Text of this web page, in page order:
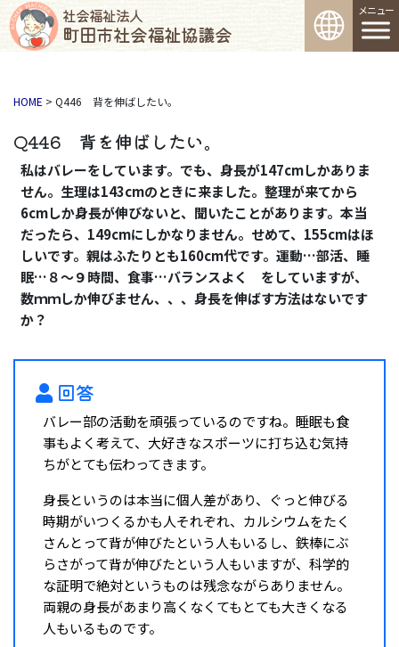
社会福祉法人
町田市社会福祉協議会
コンテンツへスキップ
メインナビゲーション
HOME > Q446 背を伸ばしたい。
Q446 背を伸ばしたい。
私はバレーをしています。でも、身長が147cmしかありま
せん。生理は143cmのときに来ました。整理が来てから
6cmしか身長が伸びないと、聞いたことがあります。本当
だったら、149cmにしかなりません。せめて、155cmはほ
しいです。親はふたりとも160cm代です。運動…部活、睡
眠…８～９時間、食事…バランスよく をしていますが、
数ｍｍしか伸びません、、、身長を伸ばす方法はないです
か？
回答
バレー部の活動を頑張っているのですね。睡眠も食
事もよく考えて、大好きなスポーツに打ち込む気持
ちがとても伝わってきます。
身長というのは本当に個人差があり、ぐっと伸びる
時期がいつくるかも人それぞれ、カルシウムをたく
さんとって背が伸びたという人もいるし、鉄棒にぶ
らさがって背が伸びたという人もいますが、科学的
な証明で絶対というものは残念ながらありません。
両親の身長があまり高くなくてもとても大きくなる
人もいるものです。